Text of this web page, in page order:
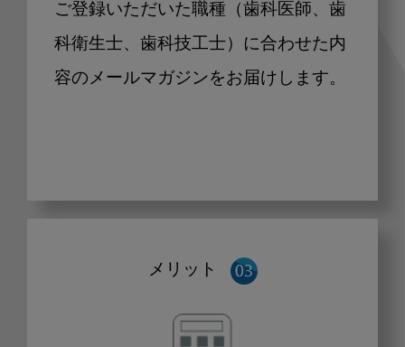
ご登録いただいた職種（歯科医師、歯
科衛生士、歯科技工士）に合わせた内
容のメールマガジンをお届けします。
メリット